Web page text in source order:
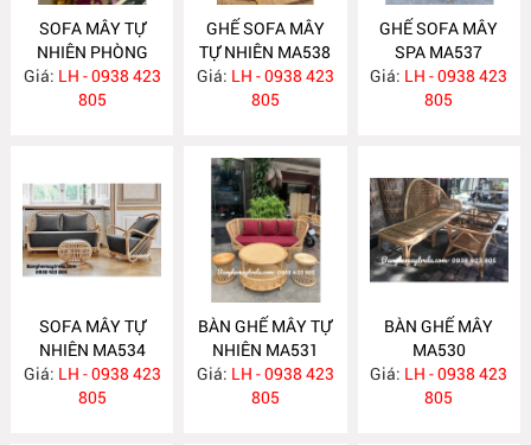
SOFA MÂY TỰ
NHIÊN PHÒNG
KHÁCH MA547
Giá: LH - 0938 423
805
GHẾ SOFA MÂY
TỰ NHIÊN MA538
Giá: LH - 0938 423
805
GHẾ SOFA MÂY
SPA MA537
Giá: LH - 0938 423
805
SOFA MÂY TỰ
NHIÊN MA534
Giá: LH - 0938 423
805
BÀN GHẾ MÂY TỰ
NHIÊN MA531
Giá: LH - 0938 423
805
BÀN GHẾ MÂY
MA530
Giá: LH - 0938 423
805